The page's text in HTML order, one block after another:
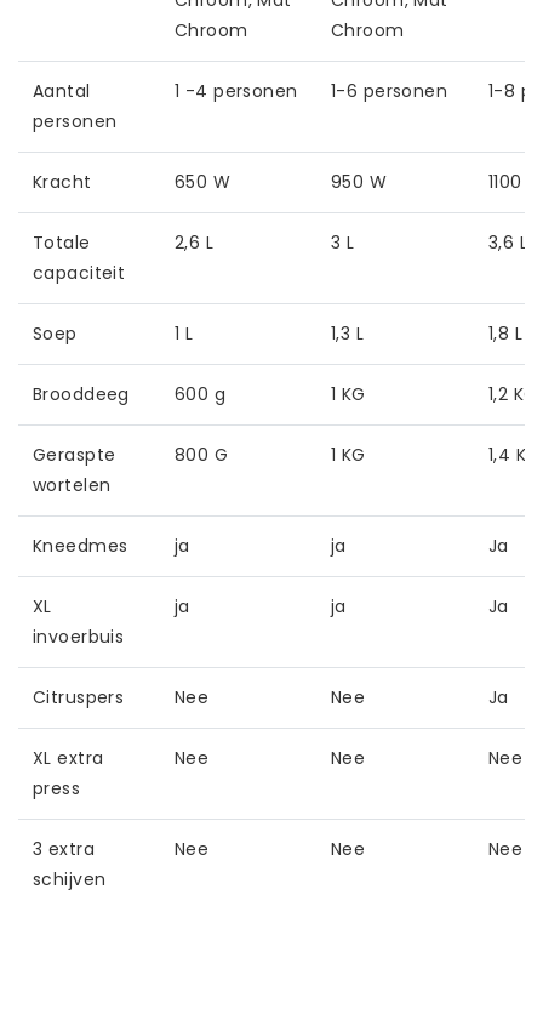
Chroom
Chroom
Aantal
personen
1 -4 personen 1-6 personen 1-8
Kracht 650 W 950 W 1100
Totale
capaciteit
2,6 L 3 L 3,6 L
Soep 1 L 1,3 L 1,8 L
Brooddeeg 600 g 1 KG 1,2 KG
Geraspte
wortelen
800 G 1 KG 1,4 KG
Kneedmes ja ja Ja
XL
invoerbuis
ja ja Ja
Citruspers Nee Nee Ja
XL extra
press
Nee Nee Nee
3 extra
schijven
Nee Nee Nee